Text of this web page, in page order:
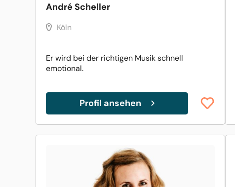
André Scheller
Köln
Er wird bei der richtigen Musik schnell
emotional.
Profil ansehen